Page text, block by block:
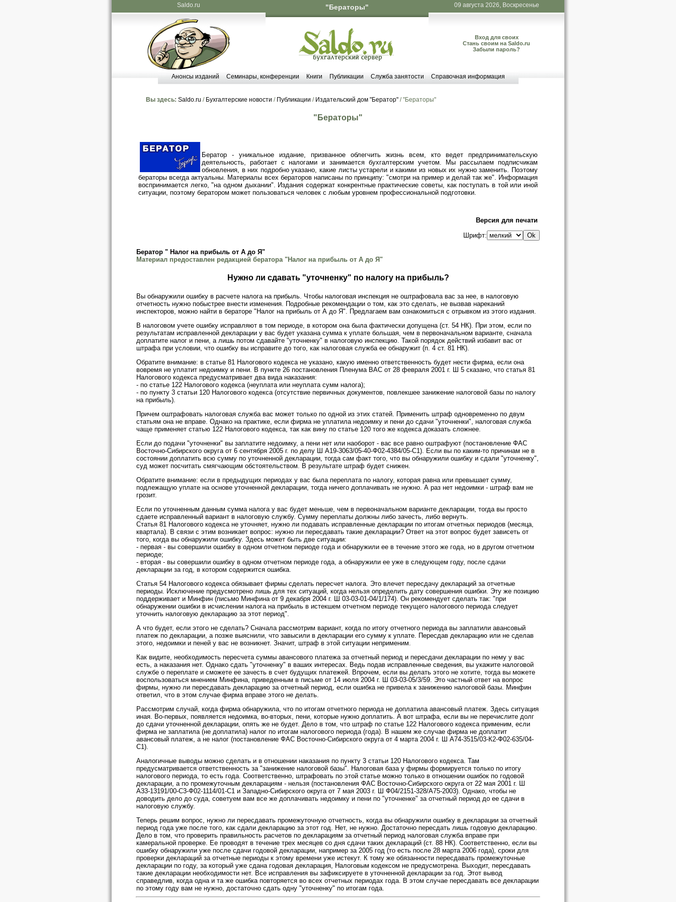
Saldo.ru "Бераторы" 09 августа 2026, Воскресенье
Вход для своих
Стань своим на Saldo.ru
Забыли пароль?
Анонсы изданий Семинары, конференции Книги Публикации Служба занятости Справочная информация
Вы здесь: Saldo.ru / Бухгалтерские новости / Публикации / Издательский дом "Бератор" / "Бераторы"
"Бераторы"
Бератор - уникальное издание, призванное облегчить жизнь всем, кто ведет предпринимательскую
деятельность, работает с налогами и занимается бухгалтерским учетом. Мы рассылаем подписчикам
обновления, в них подробно указано, какие листы устарели и какими из новых их нужно заменить. Поэтому
бераторы всегда актуальны. Материалы всех бераторов написаны по принципу: "смотри на пример и делай так же". Информация
воспринимается легко, "на одном дыхании". Издания содержат конкрентные практические советы, как поступать в той или иной
ситуации, поэтому бератором может пользоваться человек с любым уровнем профессиональной подготовки.
Версия для печати
Шрифт:
Бератор " Налог на прибыль от А до Я"
Материал предоставлен редакцией бератора "Налог на прибыль от А до Я"
Нужно ли сдавать "уточненку" по налогу на прибыль?
Вы обнаружили ошибку в расчете налога на прибыль. Чтобы налоговая инспекция не оштрафовала вас за нее, в налоговую
отчетность нужно побыстрее внести изменения. Подробные рекомендации о том, как это сделать, не вызвав нареканий
инспекторов, можно найти в бераторе "Налог на прибыль от А до Я". Предлагаем вам ознакомиться с отрывком из этого издания.
В налоговом учете ошибку исправляют в том периоде, в котором она была фактически допущена (ст. 54 НК). При этом, если по
результатам исправленной декларации у вас будет указана сумма к уплате большая, чем в первоначальном варианте, сначала
доплатите налог и пени, а лишь потом сдавайте "уточненку" в налоговую инспекцию. Такой порядок действий избавит вас от
штрафа при условии, что ошибку вы исправите до того, как налоговая служба ее обнаружит (п. 4 ст. 81 НК).
Обратите внимание: в статье 81 Налогового кодекса не указано, какую именно ответственность будет нести фирма, если она
вовремя не уплатит недоимку и пени. В пункте 26 постановления Пленума ВАС от 28 февраля 2001 г. Ш 5 сказано, что статья 81
Налогового кодекса предусматривает два вида наказания:
- по статье 122 Налогового кодекса (неуплата или неуплата сумм налога);
- по пункту 3 статьи 120 Налогового кодекса (отсутствие первичных документов, повлекшее занижение налоговой базы по налогу
на прибыль).
Причем оштрафовать налоговая служба вас может только по одной из этих статей. Применить штраф одновременно по двум
статьям она не вправе. Однако на практике, если фирма не уплатила недоимку и пени до сдачи "уточненки", налоговая служба
чаще применяет статью 122 Налогового кодекса, так как вину по статье 120 того же кодекса доказать сложнее.
Если до подачи "уточненки" вы заплатите недоимку, а пени нет или наоборот - вас все равно оштрафуют (постановление ФАС
Восточно-Сибирского округа от 6 сентября 2005 г. по делу Ш А19-3063/05-40-Ф02-4384/05-С1). Если вы по каким-то причинам не в
состоянии доплатить всю сумму по уточненной декларации, тогда сам факт того, что вы обнаружили ошибку и сдали "уточненку",
суд может посчитать смягчающим обстоятельством. В результате штраф будет снижен.
Обратите внимание: если в предыдущих периодах у вас была переплата по налогу, которая равна или превышает сумму,
подлежащую уплате на основе уточненной декларации, тогда ничего доплачивать не нужно. А раз нет недоимки - штраф вам не
грозит.
Если по уточненным данным сумма налога у вас будет меньше, чем в первоначальном варианте декларации, тогда вы просто
сдаете исправленный вариант в налоговую службу. Сумму переплаты должны либо зачесть, либо вернуть.
Статья 81 Налогового кодекса не уточняет, нужно ли подавать исправленные декларации по итогам отчетных периодов (месяца,
квартала). В связи с этим возникает вопрос: нужно ли пересдавать такие декларации? Ответ на этот вопрос будет зависеть от
того, когда вы обнаружили ошибку. Здесь может быть две ситуации:
- первая - вы совершили ошибку в одном отчетном периоде года и обнаружили ее в течение этого же года, но в другом отчетном
периоде;
- вторая - вы совершили ошибку в одном отчетном периоде года, а обнаружили ее уже в следующем году, после сдачи
декларации за год, в котором содержится ошибка.
Статья 54 Налогового кодекса обязывает фирмы сделать пересчет налога. Это влечет пересдачу деклараций за отчетные
периоды. Исключение предусмотрено лишь для тех ситуаций, когда нельзя определить дату совершения ошибки. Эту же позицию
поддерживает и Минфин (письмо Минфина от 9 декабря 2004 г. Ш 03-03-01-04/1/174). Он рекомендует сделать так: "при
обнаружении ошибки в исчислении налога на прибыль в истекшем отчетном периоде текущего налогового периода следует
уточнить налоговую декларацию за этот период".
А что будет, если этого не сделать? Сначала рассмотрим вариант, когда по итогу отчетного периода вы заплатили авансовый
платеж по декларации, а позже выяснили, что завысили в декларации его сумму к уплате. Пересдав декларацию или не сделав
этого, недоимки и пеней у вас не возникнет. Значит, штраф в этой ситуации неприменим.
Как видите, необходимость пересчета суммы авансового платежа за отчетный период и пересдачи декларации по нему у вас
есть, а наказания нет. Однако сдать "уточненку" в ваших интересах. Ведь подав исправленные сведения, вы укажите налоговой
службе о переплате и сможете ее зачесть в счет будущих платежей. Впрочем, если вы делать этого не хотите, тогда вы можете
воспользоваться мнением Минфина, приведенным в письме от 14 июля 2004 г. Ш 03-03-05/3/59. Это частный ответ на вопрос
фирмы, нужно ли пересдавать декларацию за отчетный период, если ошибка не привела к занижению налоговой базы. Минфин
ответил, что в этом случае фирма вправе этого не делать.
Рассмотрим случай, когда фирма обнаружила, что по итогам отчетного периода не доплатила авансовый платеж. Здесь ситуация
иная. Во-первых, появляется недоимка, во-вторых, пени, которые нужно доплатить. А вот штрафа, если вы не перечислите долг
до сдачи уточненной декларации, опять же не будет. Дело в том, что штраф по статье 122 Налогового кодекса применим, если
фирма не заплатила (не доплатила) налог по итогам налогового периода (года). В нашем же случае фирма не доплатит
авансовый платеж, а не налог (постановление ФАС Восточно-Сибирского округа от 4 марта 2004 г. Ш А74-3515/03-К2-Ф02-635/04-
С1).
Аналогичные выводы можно сделать и в отношении наказания по пункту 3 статьи 120 Налогового кодекса. Там
предусматривается ответственность за "занижение налоговой базы". Налоговая база у фирмы формируется только по итогу
налогового периода, то есть года. Соответственно, штрафовать по этой статье можно только в отношении ошибок по годовой
декларации, а по промежуточным декларациям - нельзя (постановления ФАС Восточно-Сибирского округа от 22 мая 2001 г. Ш
А33-13191/00-С3-Ф02-1114/01-С1 и Западно-Сибирского округа от 7 мая 2003 г. Ш Ф04/2151-328/А75-2003). Однако, чтобы не
доводить дело до суда, советуем вам все же доплачивать недоимку и пени по "уточненке" за отчетный период до ее сдачи в
налоговую службу.
Теперь решим вопрос, нужно ли пересдавать промежуточную отчетность, когда вы обнаружили ошибку в декларации за отчетный
период года уже после того, как сдали декларацию за этот год. Нет, не нужно. Достаточно пересдать лишь годовую декларацию.
Дело в том, что проверить правильность расчетов по декларациям за отчетный период налоговая служба вправе при
камеральной проверке. Ее проводят в течение трех месяцев со дня сдачи таких деклараций (ст. 88 НК). Соответственно, если вы
ошибку обнаружили уже после сдачи годовой декларации, например за 2005 год (то есть после 28 марта 2006 года), сроки для
проверки деклараций за отчетные периоды к этому времени уже истекут. К тому же обязанности пересдавать промежуточные
декларации по году, за который уже сдана годовая декларация, Налоговым кодексом не предусмотрена. Выходит, пересдавать
такие декларации необходимости нет. Все исправления вы зафиксируете в уточненной декларации за год. Этот вывод
справедлив, когда одна и та же ошибка повторяется во всех отчетных периодах года. В этом случае пересдавать все декларации
по этому году вам не нужно, достаточно сдать одну "уточненку" по итогам года.